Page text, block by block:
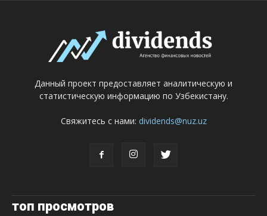
Данный проект предоставляет аналитическую и
статистическую информацию по Узбекистану.
Свяжитесь с нами: dividends@nuz.uz
топ просмотров